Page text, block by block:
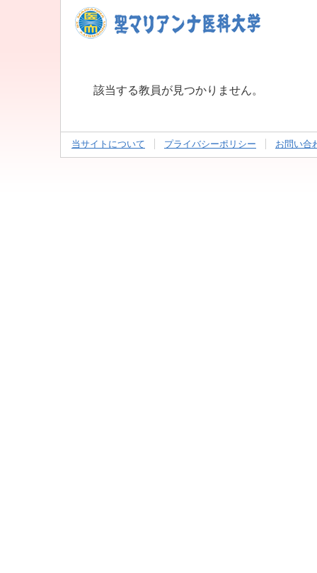
該当する教員が見つかりません。
当サイトについて プライバシーポリシー お問い合